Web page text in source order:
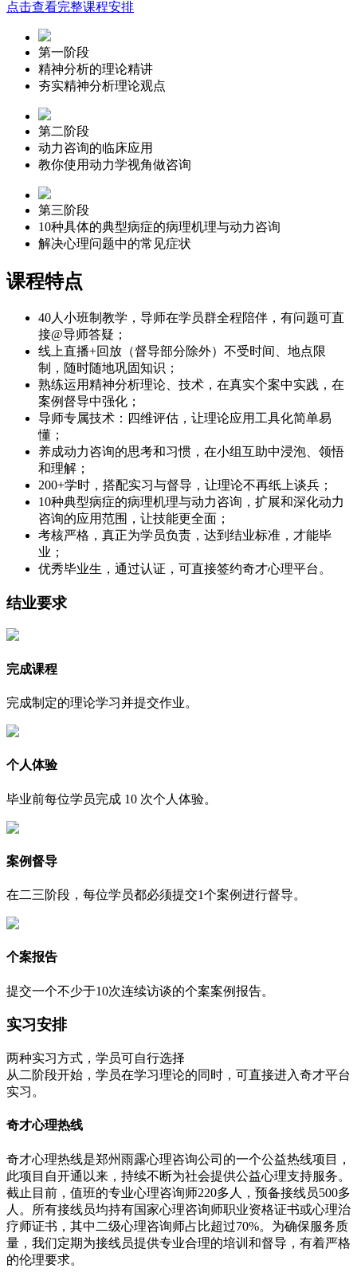
点击查看完整课程安排
第一阶段
精神分析的理论精讲
夯实精神分析理论观点
第二阶段
动力咨询的临床应用
教你使用动力学视角做咨询
第三阶段
10种具体的典型病症的病理机理与动力咨询
解决心理问题中的常见症状
课程特点
40人小班制教学，导师在学员群全程陪伴，有问题可直
接@导师答疑；
线上直播+回放（督导部分除外）不受时间、地点限
制，随时随地巩固知识；
熟练运用精神分析理论、技术，在真实个案中实践，在
案例督导中强化；
导师专属技术：四维评估，让理论应用工具化简单易
懂；
养成动力咨询的思考和习惯，在小组互助中浸泡、领悟
和理解；
200+学时，搭配实习与督导，让理论不再纸上谈兵；
10种典型病症的病理机理与动力咨询，扩展和深化动力
咨询的应用范围，让技能更全面；
考核严格，真正为学员负责，达到结业标准，才能毕
业；
优秀毕业生，通过认证，可直接签约奇才心理平台。
结业要求
完成课程
完成制定的理论学习并提交作业。
个人体验
毕业前每位学员完成 10 次个人体验。
案例督导
在二三阶段，每位学员都必须提交1个案例进行督导。
个案报告
提交一个不少于10次连续访谈的个案案例报告。
实习安排
两种实习方式，学员可自行选择
从二阶段开始，学员在学习理论的同时，可直接进入奇才平台
实习。
奇才心理热线
奇才心理热线是郑州雨露心理咨询公司的一个公益热线项目，
此项目自开通以来，持续不断为社会提供公益心理支持服务。
截止目前，值班的专业心理咨询师220多人，预备接线员500多
人。所有接线员均持有国家心理咨询师职业资格证书或心理治
疗师证书，其中二级心理咨询师占比超过70%。为确保服务质
量，我们定期为接线员提供专业合理的培训和督导，有着严格
的伦理要求。